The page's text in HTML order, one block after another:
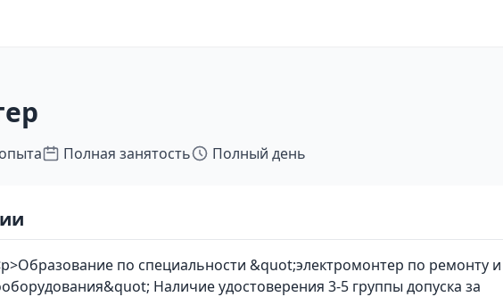
Полная занятость Полный день
по специальности &quot;электромонтер по ремонту и
Наличие удостоверения 3-5 группы допуска за